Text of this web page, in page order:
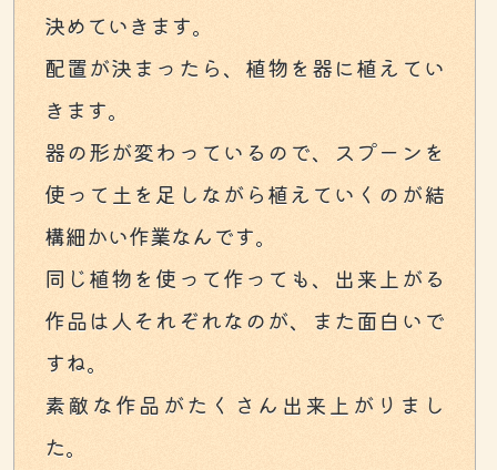
決めていきます。
配置が決まったら、植物を器に植えてい
きます。
器の形が変わっているので、スプーンを
使って土を足しながら植えていくのが結
構細かい作業なんです。
同じ植物を使って作っても、出来上がる
作品は人それぞれなのが、また面白いで
すね。
素敵な作品がたくさん出来上がりまし
た。